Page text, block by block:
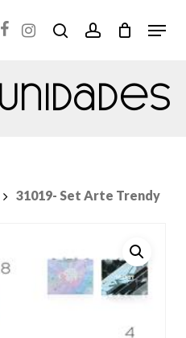
search accountMenu
31019- Set Arte Trendy